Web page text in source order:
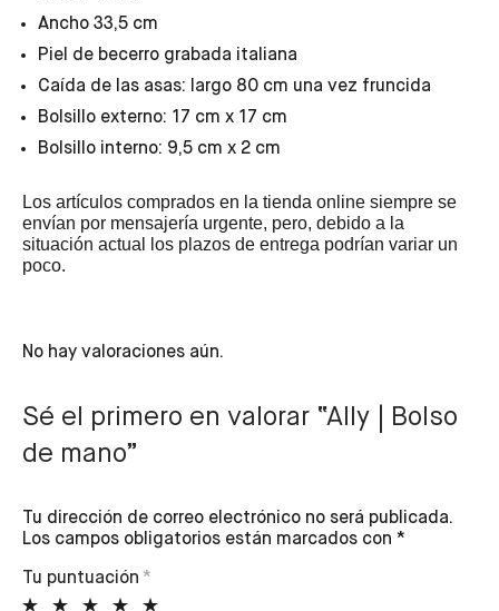
Ancho 33,5 cm
Piel de becerro grabada italiana
Caída de las asas: largo 80 cm una vez fruncida
Bolsillo externo: 17 cm x 17 cm
Bolsillo interno: 9,5 cm x 2 cm
Los artículos comprados en la tienda online siempre se
envían por mensajería urgente, pero, debido a la
situación actual los plazos de entrega podrían variar un
poco.
No hay valoraciones aún.
Sé el primero en valorar “Ally | Bolso
de mano”
Tu dirección de correo electrónico no será publicada.
Los campos obligatorios están marcados con *
Tu puntuación *